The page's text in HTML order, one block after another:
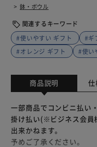
鉢・ボウル
関連するキーワード
#使いやすい ギフト
#ギ
#オレンジ ギフト
#使い
商品説明
一部商品でコンビニ払い
掛け払い(※ビジネス会員
出来かねます。
予めご了承ください。